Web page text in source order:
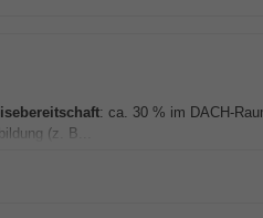
: ca. 30 % im DACH-
(z. B...